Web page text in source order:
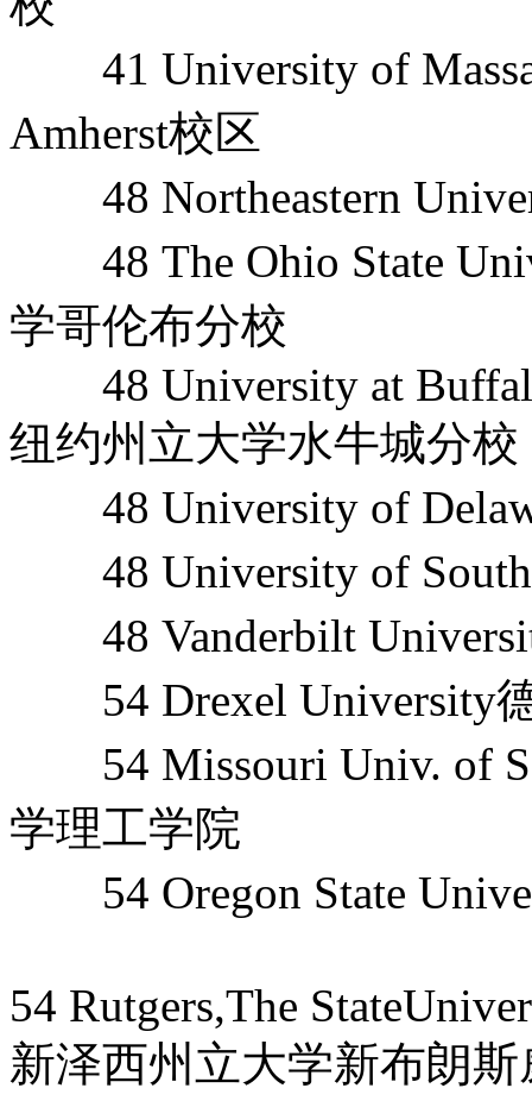
41 University of
Amherst校区
48 Northeastern
48 The Ohio State
学哥伦布分校
48 University at
纽约州立大学水牛城分校
48 University of
48 University of
48 Vanderbilt
54 Drexel University
54 Missouri Univ. of
学理工学院
54 Oregon State
54 Rutgers,The
新泽西州立大学新布朗斯